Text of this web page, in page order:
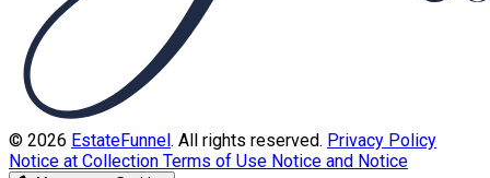
© 2026 EstateFunnel. All rights reserved. Privacy Policy
Notice at Collection Terms of Use Notice and Notice